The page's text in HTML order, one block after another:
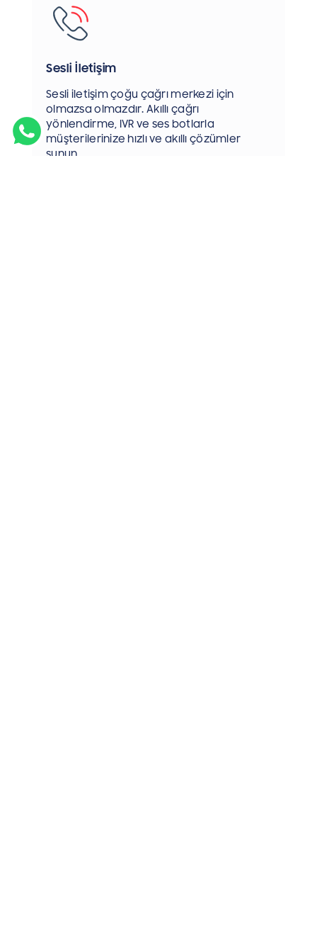
Sesli İletişim
Sesli iletişim çoğu çağrı merkezi için
olmazsa olmazdır. Akıllı çağrı
yönlendirme, IVR ve ses botlarla
müşterilerinize hızlı ve akıllı çözümler
sunun.